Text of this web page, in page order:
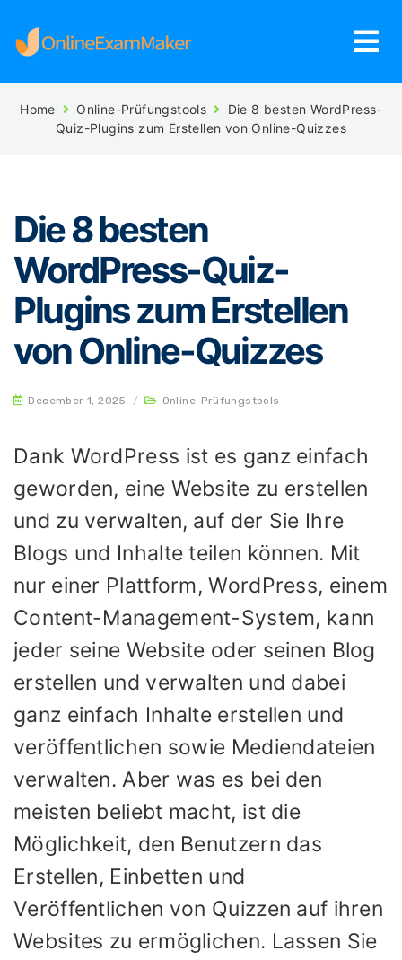
Home Online-Prüfungstools
Die 8 besten WordPress-
Quiz-Plugins zum Erstellen von Online-Quizzes
Die 8 besten
WordPress-Quiz-
Plugins zum Erstellen
von Online-Quizzes
December 1, 2025 / Online-Prüfungstools
Dank WordPress ist es ganz einfach
geworden, eine Website zu erstellen
und zu verwalten, auf der Sie Ihre
Blogs und Inhalte teilen können. Mit
nur einer Plattform, WordPress, einem
Content-Management-System, kann
jeder seine Website oder seinen Blog
erstellen und verwalten und dabei
ganz einfach Inhalte erstellen und
veröffentlichen sowie Mediendateien
verwalten. Aber was es bei den
meisten beliebt macht, ist die
Möglichkeit, den Benutzern das
Erstellen, Einbetten und
Veröffentlichen von Quizzen auf ihren
Websites zu ermöglichen. Lassen Sie